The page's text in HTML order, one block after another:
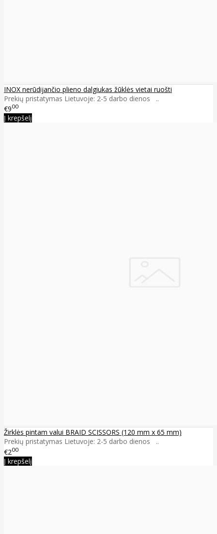
INOX nerūdijančio plieno dalgiukas žūklės vietai ruošti
Prekių pristatymas Lietuvoje: 2-5 darbo dienos ..
€900
Į krepšelį
Žirklės pintam valui BRAID SCISSORS (120 mm x 65 mm)
Prekių pristatymas Lietuvoje: 2-5 darbo dienos ..
€200
Į krepšelį